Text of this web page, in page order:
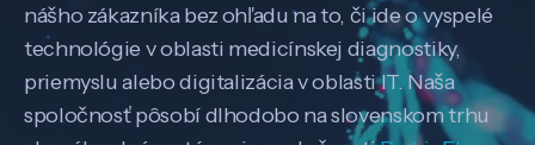
nášho zákazníka bez ohľadu na to, či ide o vyspelé
technológie v oblasti medicínskej diagnostiky,
priemyslu alebo digitalizácia v oblasti IT. Naša
spoločnosť pôsobí dlhodobo na slovenskom trhu